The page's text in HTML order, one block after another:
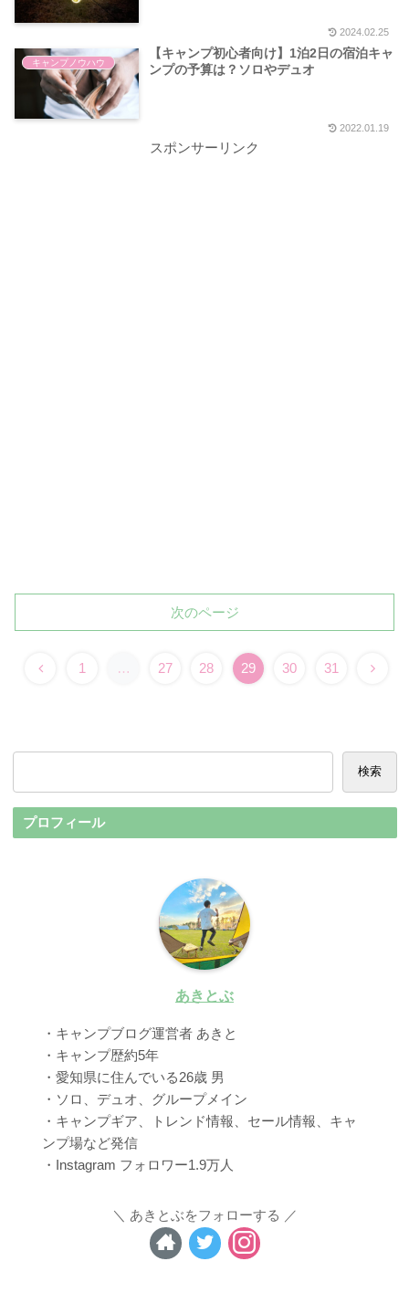
2024.02.25
キャンプノウハウ
【キャンプ初心者向け】1泊2日の宿泊キャ
ンプの予算は？ソロやデュオ
2022.01.19
スポンサーリンク
次のページ
1 … 27 28 29 30 31
検索
プロフィール
あきとぶ
・キャンプブログ運営者 あきと
・キャンプ歴約5年
・愛知県に住んでいる26歳 男
・ソロ、デュオ、グループメイン
・キャンプギア、トレンド情報、セール情報、キャ
ンプ場など発信
・Instagram フォロワー1.9万人
あきとぶをフォローする